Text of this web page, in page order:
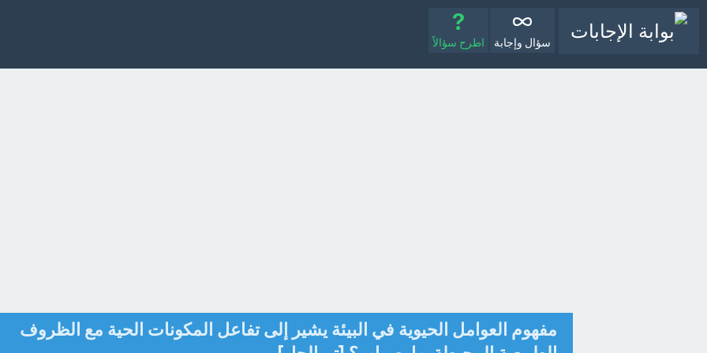
سؤال وإجابة اطرح سؤالاً
مفهوم العوامل الحيوية في البيئة يشير إلى تفاعل المكونات الحية مع الظروف